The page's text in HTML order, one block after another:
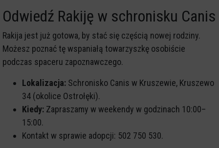
Odwiedź Rakiję w schronisku Canis
Rakija jest już gotowa, by stać się częścią nowej rodziny.
Możesz poznać tę wspaniałą towarzyszkę osobiście
podczas spaceru zapoznawczego.
Lokalizacja: Schronisko Canis w Kruszewie, Kruszewo
34 (okolice Ostrołęki).
Kiedy: Zapraszamy w weekendy w godzinach 10:00–
15:00.
Kontakt w sprawie adopcji: 502 750 530.